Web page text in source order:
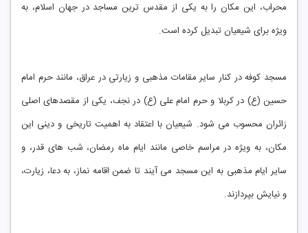
محراب، این مکان را به یکی از مقدس ترین مساجد در جهان اسلام، به
ویژه برای شیعیان تبدیل کرده است.
مسجد کوفه در کنار سایر مقامات مذهبی و زیارتی در عراق، مانند حرم امام
حسین (ع) در کربلا و حرم امام علی (ع) در نجف، یکی از مقصدهای اصلی
زائران محسوب می شود. شیعیان با اعتقاد به اهمیت تاریخی و دینی این
مکان، به ویژه در مراسم خاصی مانند ایام ماه رمضان، شب های قدر، و
سایر ایام مذهبی به این مسجد می آیند تا ضمن اقامه نماز، به دعا، زیارت،
و نیایش بپردازند.